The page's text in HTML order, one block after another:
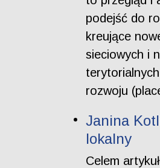
podejść do
kreujące
sieciowych i
rozwoju
Janina
lokalny
Celem